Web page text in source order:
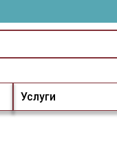
Услуги